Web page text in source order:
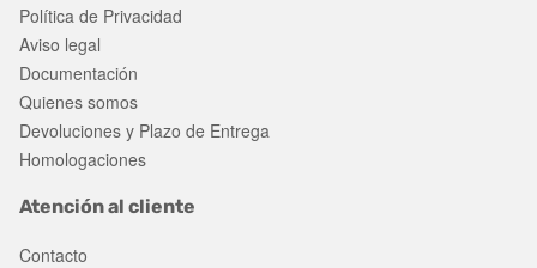
Política de Privacidad
Aviso legal
Documentación
Quienes somos
Devoluciones y Plazo de Entrega
Homologaciones
Atención al cliente
Contacto